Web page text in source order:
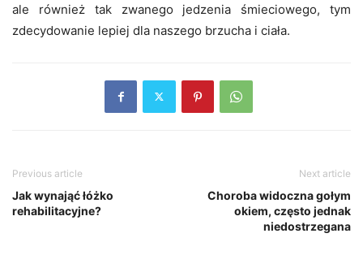
ale również tak zwanego jedzenia śmieciowego, tym
zdecydowanie lepiej dla naszego brzucha i ciała.
Previous article
Jak wynająć łóżko
rehabilitacyjne?
Next article
Choroba widoczna gołym
okiem, często jednak
niedostrzegana